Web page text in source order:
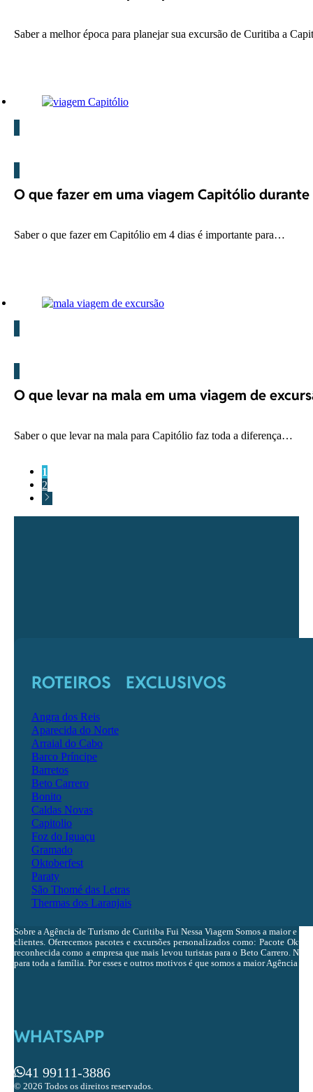
Saber a melhor época para planejar sua excursão de Curitiba a
O que fazer em uma viagem Capitólio durante
Saber o que fazer em Capitólio em 4 dias é importante para…
O que levar na mala em uma viagem de
Saber o que levar na mala para Capitólio faz toda a diferença…
1
2
ROTEIROS EXCLUSIVOS
Angra dos Reis
Aparecida do Norte
Arraial do Cabo
Barco Príncipe
Barretos
Beto Carrero
Bonito
Caldas Novas
Capitolio
Foz do Iguaçu
Gramado
Oktoberfest
Paraty
São Thomé das Letras
Thermas dos Laranjais
Sobre a Agência de Turismo de Curitiba Fui Nessa Viagem Somos a maior e
clientes. Oferecemos pacotes e excursões personalizados como: Pacote
reconhecida como a empresa que mais levou turistas para o Beto Carrero.
para toda a família. Por esses e outros motivos é que somos a maior Agência
WHATSAPP
41 99111-3886
© 2026 Todos os direitos reservados.